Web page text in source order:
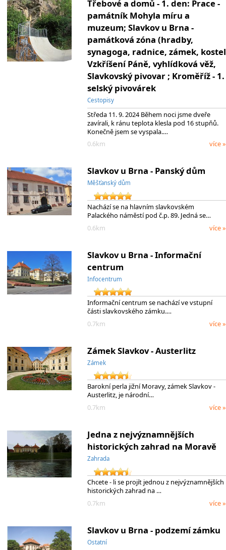
Třebové a domů - 1. den: Prace -
památník Mohyla míru a
muzeum; Slavkov u Brna -
památková zóna (hradby,
synagoga, radnice, zámek, kostel
Vzkříšení Páně, vyhlídková věž,
Slavkovský pivovar ; Kroměříž - 1.
selský pivovárek
Cestopisy
Středa 11. 9. 2024 Během noci jsme dveře
zavírali, k ránu teplota klesla pod 16 stupňů.
Konečně jsem se vyspala.…
0.6km
více »
Slavkov u Brna - Panský dům
Měšťanský dům
Nachází se na hlavním slavkovském
Palackého náměstí pod č.p. 89. Jedná se…
0.6km
více »
Slavkov u Brna - Informační
centrum
Infocentrum
Informační centrum se nachází ve vstupní
části slavkovského zámku.…
0.7km
více »
Zámek Slavkov - Austerlitz
Zámek
Barokní perla jižní Moravy, zámek Slavkov -
Austerlitz, je národní…
0.7km
více »
Jedna z nejvýznamnějších
historických zahrad na Moravě
Zahrada
Chcete - li se projít jednou z nejvýznamnějších
historických zahrad na …
0.7km
více »
Slavkov u Brna - podzemí zámku
Ostatní